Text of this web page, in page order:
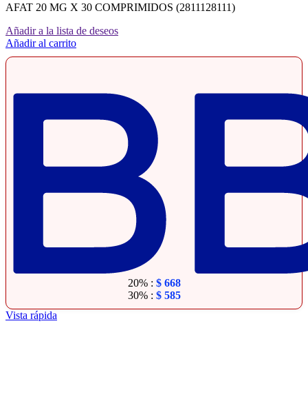
AFAT 20 MG X 30 COMPRIMIDOS (2811128111)
Añadir a la lista de deseos
Añadir al carrito
20% : $668
30% : $585
Vista rápida